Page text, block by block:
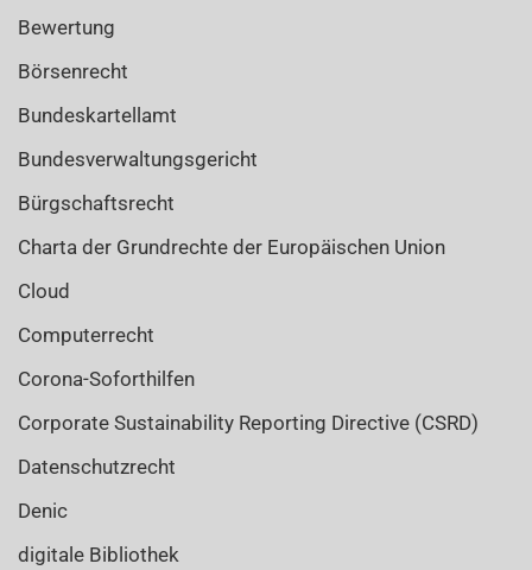
Bewertung
Börsenrecht
Bundeskartellamt
Bundesverwaltungsgericht
Bürgschaftsrecht
Charta der Grundrechte der Europäischen Union
Cloud
Computerrecht
Corona-Soforthilfen
Corporate Sustainability Reporting Directive (CSRD)
Datenschutzrecht
Denic
digitale Bibliothek